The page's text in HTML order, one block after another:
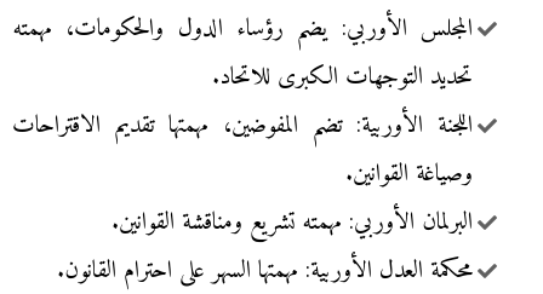
المجلس الأوربي: يضم رؤساء الدول والحكومات، مهمته
تحديد التوجهات الكبرى للاتحاد.
اللجنة الأوربية: تضم المفوضين، مهمتها تقديم الاقتراحات
وصياغة القوانين.
البرلمان الأوربي: مهمته تشريع ومناقشة القوانين.
محكمة العدل الأوربية: مهمتها السهر على احترام القانون.